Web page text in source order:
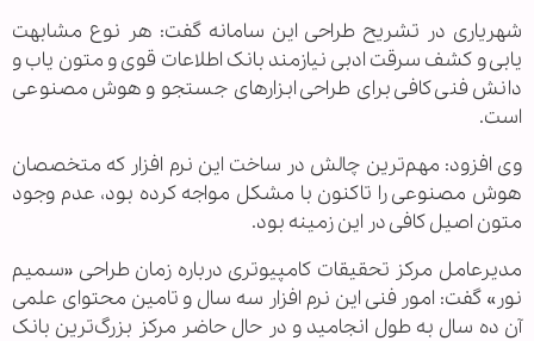
شهریاری در تشریح طراحی این سامانه گفت: هر نوع مشابهت
یابی و کشف سرقت ادبی نیازمند بانک اطلاعات قوی و متون یاب و
دانش فنی کافی برای طراحی ابزارهای جستجو و هوش مصنوعی
است.
وی افزود: مهم‌ترین چالش در ساخت این نرم افزار که متخصصان
هوش مصنوعی را تاکنون با مشکل مواجه کرده بود، عدم وجود
متون اصیل کافی در این زمینه بود.
مدیرعامل مرکز تحقیقات کامپیوتری درباره زمان طراحی «سمیم
نور» گفت: امور فنی این نرم افزار سه سال و تامین محتوای علمی
آن ده سال به طول انجامید و در حال حاضر مرکز بزرگ‌ترین بانک